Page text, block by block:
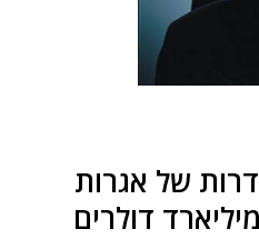
של אגרות
דולרים